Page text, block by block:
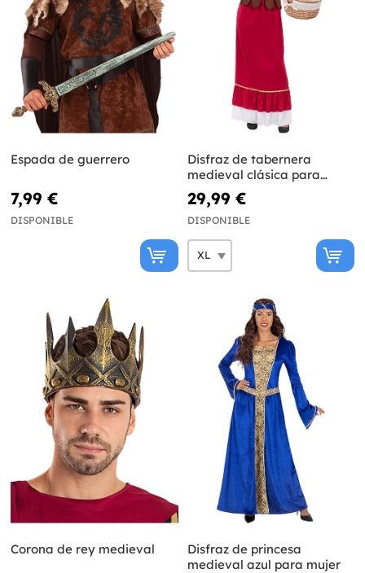
Espada de guerrero
7,99 €
DISPONIBLE
Disfraz de tabernera
medieval clásica para
mujer talla grande
29,99 €
DISPONIBLE
Corona de rey medieval
Disfraz de princesa
medieval azul para mujer